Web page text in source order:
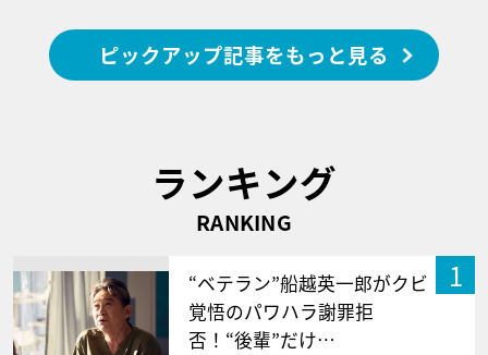
ピックアップ記事をもっと見る
ランキング
RANKING
1
“ベテラン”船越英一郎がクビ
覚悟のパワハラ謝罪拒
否！“後輩”だけ…